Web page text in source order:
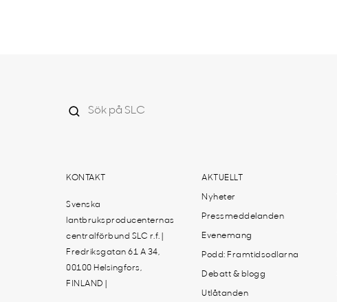
KONTAKT
Svenska
lantbruksproducenternas
centralförbund SLC r.f. |
Fredriksgatan 61 A 34,
00100 Helsingfors,
FINLAND |
AKTUELLT
Nyheter
Pressmeddelanden
Evenemang
Podd: Framtidsodlarna
Debatt & blogg
Utlåtanden